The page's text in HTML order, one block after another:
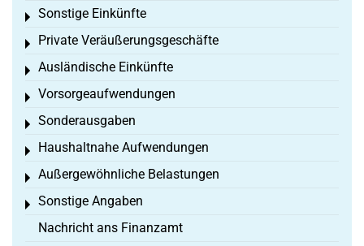
Sonstige Einkünfte
Toggle menu
Private Veräußerungsgeschäfte
Toggle menu
Ausländische Einkünfte
Toggle menu
Vorsorgeaufwendungen
Toggle menu
Sonderausgaben
Toggle menu
Haushaltnahe Aufwendungen
Toggle menu
Außergewöhnliche Belastungen
Toggle menu
Sonstige Angaben
Toggle menu
Nachricht ans Finanzamt